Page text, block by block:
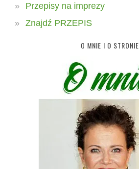
Przepisy na imprezy
Znajdź PRZEPIS
O MNIE I O STRONIE